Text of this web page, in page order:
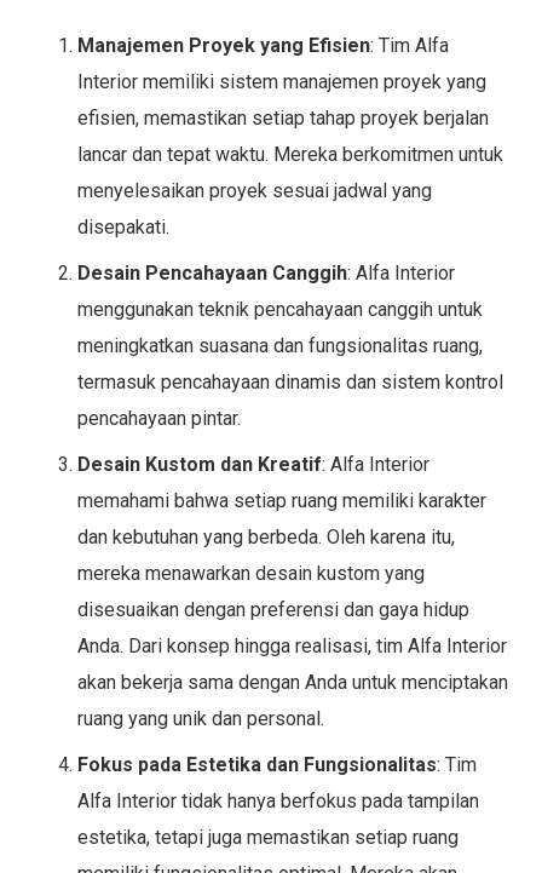
Manajemen Proyek yang Efisien: Tim Alfa
Interior memiliki sistem manajemen proyek yang
efisien, memastikan setiap tahap proyek berjalan
lancar dan tepat waktu. Mereka berkomitmen untuk
menyelesaikan proyek sesuai jadwal yang
disepakati.
Desain Pencahayaan Canggih: Alfa Interior
menggunakan teknik pencahayaan canggih untuk
meningkatkan suasana dan fungsionalitas ruang,
termasuk pencahayaan dinamis dan sistem kontrol
pencahayaan pintar.
Desain Kustom dan Kreatif: Alfa Interior
memahami bahwa setiap ruang memiliki karakter
dan kebutuhan yang berbeda. Oleh karena itu,
mereka menawarkan desain kustom yang
disesuaikan dengan preferensi dan gaya hidup
Anda. Dari konsep hingga realisasi, tim Alfa Interior
akan bekerja sama dengan Anda untuk menciptakan
ruang yang unik dan personal.
Fokus pada Estetika dan Fungsionalitas: Tim
Alfa Interior tidak hanya berfokus pada tampilan
estetika, tetapi juga memastikan setiap ruang